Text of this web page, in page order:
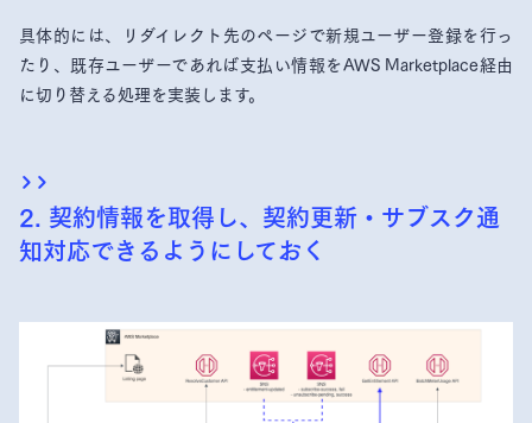
具体的には、リダイレクト先のページで新規ユーザー登録を行っ
たり、既存ユーザーであれば支払い情報をAWS Marketplace経由
に切り替える処理を実装します。
2. 契約情報を取得し、契約更新・サブスク通
知対応できるようにしておく